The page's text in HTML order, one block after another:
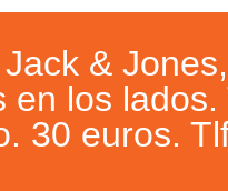
&
en los lados.
30 euros.